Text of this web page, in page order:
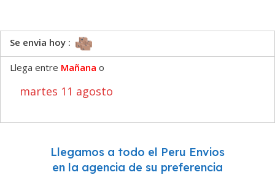
Se envia hoy :
Llega entre Mañana o
martes 11 agosto
Llegamos a todo el Peru Envios
en la agencia de su preferencia